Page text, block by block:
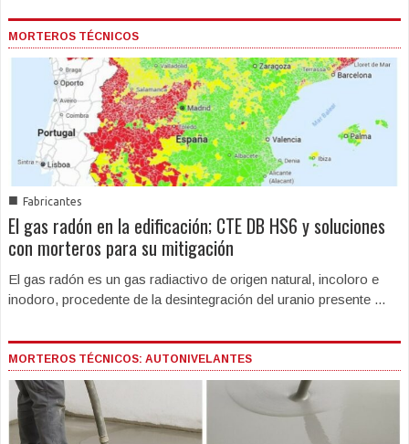
MORTEROS TÉCNICOS
■ Fabricantes
El gas radón en la edificación; CTE DB HS6 y soluciones
con morteros para su mitigación
El gas radón es un gas radiactivo de origen natural, incoloro e
inodoro, procedente de la desintegración del uranio presente ...
MORTEROS TÉCNICOS: AUTONIVELANTES